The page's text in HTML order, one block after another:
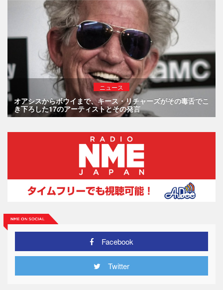
ニュース
オアシスからボウイまで、キース・リチャーズがその毒舌でこ
き下ろした17のアーティストとその発言
Facebook
Twitter